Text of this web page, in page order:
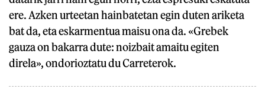
ere. Azken urteetan hainbatetan egin duten ariketa
bat da, eta eskarmentua maisu ona da. «Grebek
gauza on bakarra dute: noizbait amaitu egiten
direla», ondorioztatu du Carreterok.